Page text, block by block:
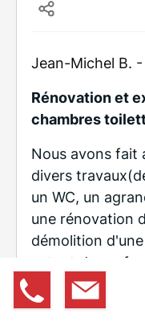
02 47 2
Jean-Michel B. -
Rénovation et
chambres
Nous avons fait
divers
un WC, un
une rénovation
démolition
autant de
travail,
gentillesse de la